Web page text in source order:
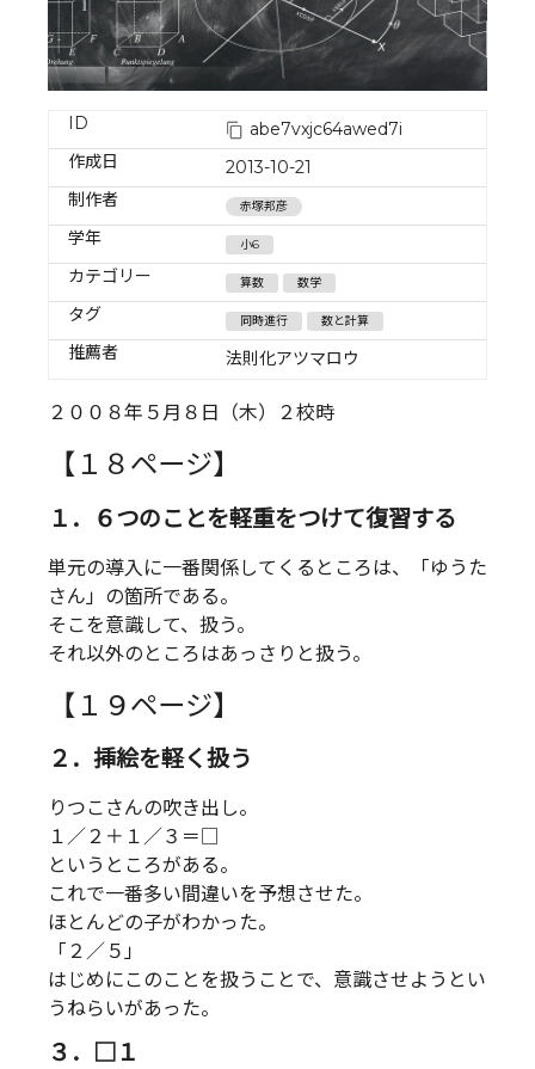
ID
abe7vxjc64awed7i
作成日
2013-10-21
制作者
赤塚邦彦
学年 小6
カテゴリー 算数 数学
タグ 同時進行 数と計算
推薦者 法則化アツマロウ
２００８年５月８日（木）２校時
【１８ページ】
１．６つのことを軽重をつけて復習する
単元の導入に一番関係してくるところは、「ゆうた
さん」の箇所である。
そこを意識して、扱う。
それ以外のところはあっさりと扱う。
【１９ページ】
２．挿絵を軽く扱う
りつこさんの吹き出し。
１／２＋１／３＝□
というところがある。
これで一番多い間違いを予想させた。
ほとんどの子がわかった。
「２／５」
はじめにこのことを扱うことで、意識させようとい
うねらいがあった。
３．□１